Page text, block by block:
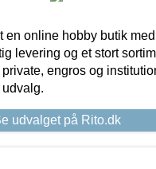
en online hobby butik
levering og et stort
engros og
udvalg.
udvalget på Rito.dk